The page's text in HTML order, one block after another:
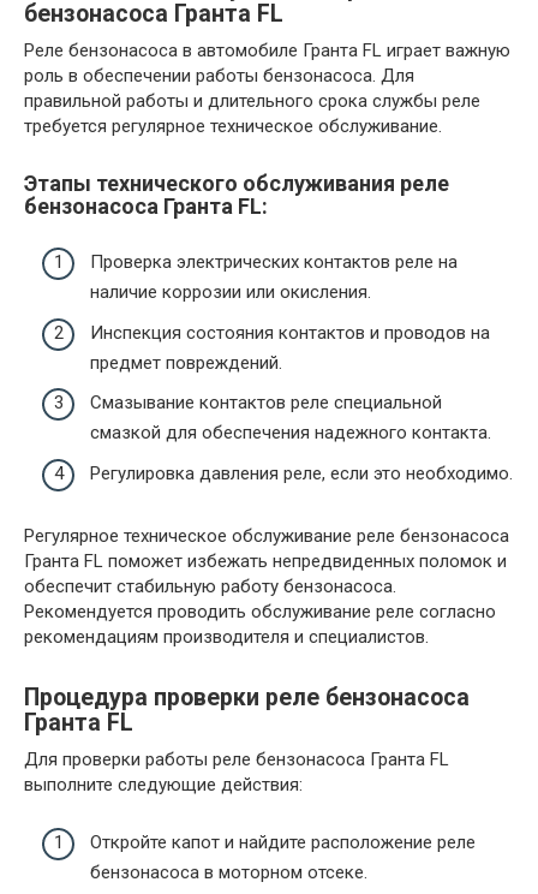
бензонасоса Гранта FL
Реле бензонасоса в автомобиле Гранта FL играет важную
роль в обеспечении работы бензонасоса. Для
правильной работы и длительного срока службы реле
требуется регулярное техническое обслуживание.
Этапы технического обслуживания реле
бензонасоса Гранта FL:
Проверка электрических контактов реле на
наличие коррозии или окисления.
Инспекция состояния контактов и проводов на
предмет повреждений.
Смазывание контактов реле специальной
смазкой для обеспечения надежного контакта.
Регулировка давления реле, если это необходимо.
Регулярное техническое обслуживание реле бензонасоса
Гранта FL поможет избежать непредвиденных поломок и
обеспечит стабильную работу бензонасоса.
Рекомендуется проводить обслуживание реле согласно
рекомендациям производителя и специалистов.
Процедура проверки реле бензонасоса
Гранта FL
Для проверки работы реле бензонасоса Гранта FL
выполните следующие действия:
Откройте капот и найдите расположение реле
бензонасоса в моторном отсеке.